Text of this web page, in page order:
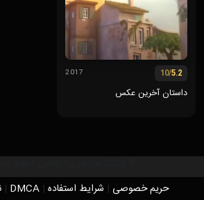
5.2
/10
2017
داستان آخرین عکس
حریم خصوصی | شرایط استفاده |
DMCA
|